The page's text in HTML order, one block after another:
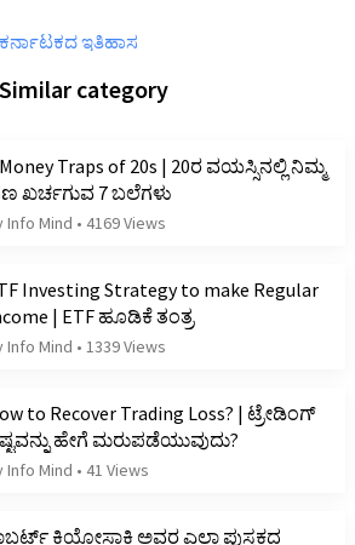
ಕರ್ನಾಟಕದ ಇತಿಹಾಸ
Similar category
Traps of 20s | 20ರ ವಯಸ್ಸಿನಲ್ಲಿ ನಿಮ್ಮ
ಖರ್ಚಗುವ 7 ಬಲೆಗಳು
Info Mind • 4169 Views
Investing Strategy to make Regular
| ETF ಹೂಡಿಕೆ ತಂತ್ರ
Info Mind • 1339 Views
to Recover Trading Loss? | ಟ್ರೇಡಿಂಗ್
ಹೇಗೆ ಮರುಪಡೆಯುವುದು?
Info Mind • 41 Views
ಕಿಯೋಸಾಕಿ ಅವರ ಎಲ್ಲಾ ಪುಸ್ತಕದ